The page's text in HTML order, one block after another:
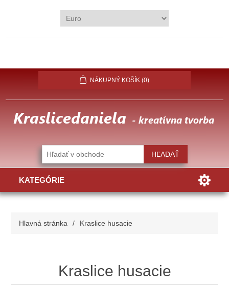
NÁKUPNÝ KOŠÍK (0)
KATEGÓRIE
Hlavná stránka / Kraslice husacie
Kraslice husacie